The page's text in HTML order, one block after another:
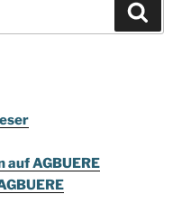
AGBUERE